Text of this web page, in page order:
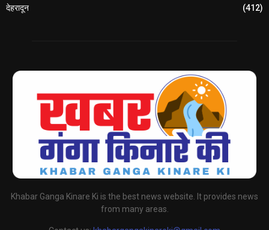
देहरादून
(412)
Khabar Ganga Kinare Ki is the best news website. It provides news
from many areas.